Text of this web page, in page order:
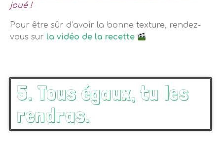
joué !
Pour être sûr d’avoir la bonne texture, rendez-
vous sur la vidéo de la recette
5. Tous égaux, tu les
rendras.